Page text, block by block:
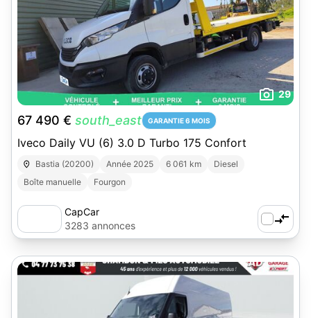
29
67 490 € south_east GARANTIE 6 MOIS
Iveco Daily VU (6) 3.0 D Turbo 175 Confort
Bastia (20200) Année 2025 6 061 km
Diesel
Boîte manuelle
Fourgon
CapCar
3283 annonces